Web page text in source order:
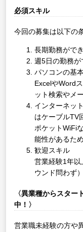
必須スキル
今回の募集は以下の
長期勤務がで
週5日の勤務が
パソコンの基
ExcelやWord
ット検索やメ
インターネッ
はケーブルTV
ポケットWiFi
能性があるた
歓迎スキル
営業経験1年
ウンド問わず
〈異業種からスタ
中！〉
営業職未経験の方や